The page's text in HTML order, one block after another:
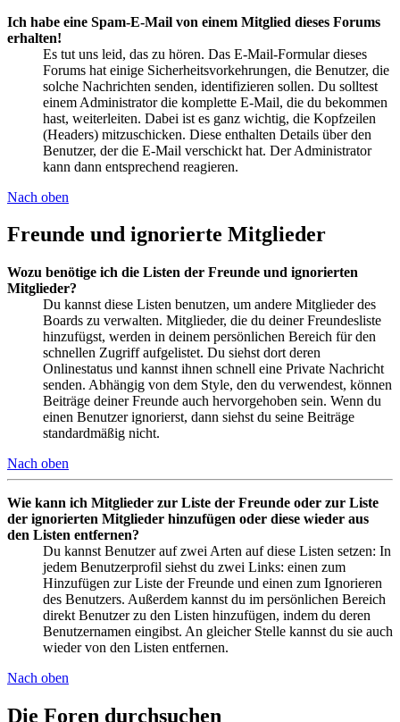
Ich habe eine Spam-E-Mail von einem Mitglied dieses Forums
erhalten!
Es tut uns leid, das zu hören. Das E-Mail-Formular dieses
Forums hat einige Sicherheitsvorkehrungen, die Benutzer, die
solche Nachrichten senden, identifizieren sollen. Du solltest
einem Administrator die komplette E-Mail, die du bekommen
hast, weiterleiten. Dabei ist es ganz wichtig, die Kopfzeilen
(Headers) mitzuschicken. Diese enthalten Details über den
Benutzer, der die E-Mail verschickt hat. Der Administrator
kann dann entsprechend reagieren.
Nach oben
Freunde und ignorierte Mitglieder
Wozu benötige ich die Listen der Freunde und ignorierten
Mitglieder?
Du kannst diese Listen benutzen, um andere Mitglieder des
Boards zu verwalten. Mitglieder, die du deiner Freundesliste
hinzufügst, werden in deinem persönlichen Bereich für den
schnellen Zugriff aufgelistet. Du siehst dort deren
Onlinestatus und kannst ihnen schnell eine Private Nachricht
senden. Abhängig von dem Style, den du verwendest, können
Beiträge deiner Freunde auch hervorgehoben sein. Wenn du
einen Benutzer ignorierst, dann siehst du seine Beiträge
standardmäßig nicht.
Nach oben
Wie kann ich Mitglieder zur Liste der Freunde oder zur Liste
der ignorierten Mitglieder hinzufügen oder diese wieder aus
den Listen entfernen?
Du kannst Benutzer auf zwei Arten auf diese Listen setzen: In
jedem Benutzerprofil siehst du zwei Links: einen zum
Hinzufügen zur Liste der Freunde und einen zum Ignorieren
des Benutzers. Außerdem kannst du im persönlichen Bereich
direkt Benutzer zu den Listen hinzufügen, indem du deren
Benutzernamen eingibst. An gleicher Stelle kannst du sie auch
wieder von den Listen entfernen.
Nach oben
Die Foren durchsuchen